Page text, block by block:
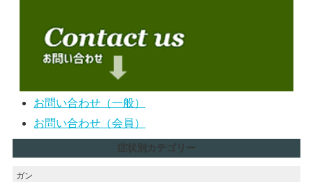
お問い合わせ（一般）
お問い合わせ（会員）
症状別カテゴリー
ガン